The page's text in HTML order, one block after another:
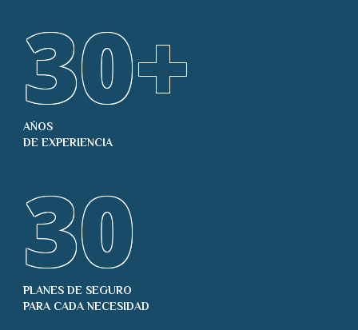
30+
AÑOS
DE EXPERIENCIA
30
PLANES DE SEGURO
PARA CADA NECESIDAD